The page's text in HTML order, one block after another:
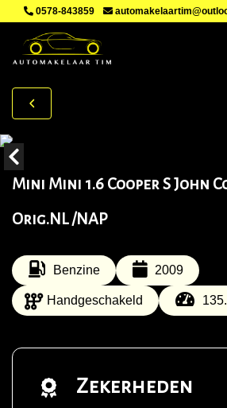
0578-843859
Mini Mini 1.6 Cooper S John
Orig.NL /NAP
Benzine 2009
Handgeschakeld
Zekerheden